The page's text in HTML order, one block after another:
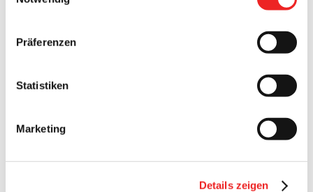
Präferenzen
Statistiken
Marketing
Details zeigen
Anzahl der heutigen
Testcenter
Testcenter
stationärer Behandlung
Personen